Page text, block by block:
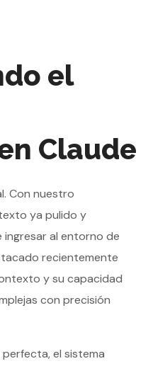
el
Claude
Con nuestro
ya pulido y
al entorno de
recientemente
y su capacidad
con precisión
el sistema